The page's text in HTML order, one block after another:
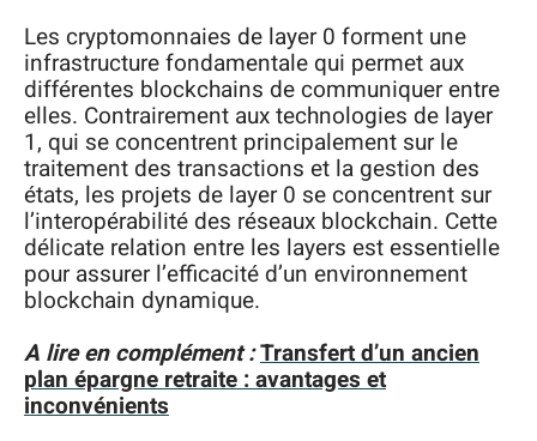
Les cryptomonnaies de layer 0 forment une
infrastructure fondamentale qui permet aux
différentes blockchains de communiquer entre
elles. Contrairement aux technologies de layer
1, qui se concentrent principalement sur le
traitement des transactions et la gestion des
états, les projets de layer 0 se concentrent sur
l’interopérabilité des réseaux blockchain. Cette
délicate relation entre les layers est essentielle
pour assurer l’efficacité d’un environnement
blockchain dynamique.
A lire en complément :Transfert d’un ancien
plan épargne retraite : avantages et
inconvénients